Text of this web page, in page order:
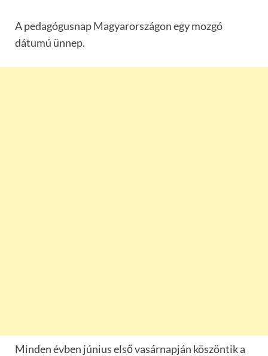
A pedagógusnap Magyarországon egy mozgó
dátumú ünnep.
Minden évben június első vasárnapján köszöntik a